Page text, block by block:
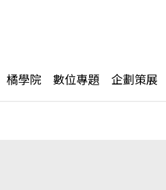
橘學院 數位專題 企劃策展